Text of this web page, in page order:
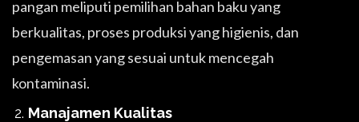
pangan meliputi pemilihan bahan baku yang
berkualitas, proses produksi yang higienis, dan
pengemasan yang sesuai untuk mencegah
kontaminasi.
Manajamen Kualitas